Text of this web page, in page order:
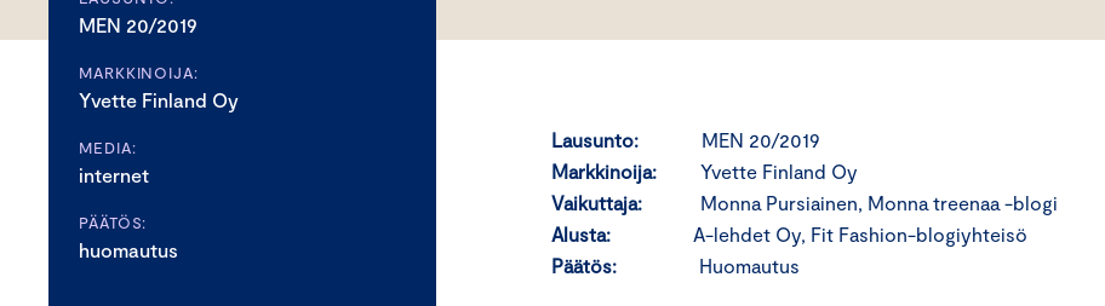
MEN 20/2019
MARKKINOIJA:
Yvette Finland Oy
MEDIA:
internet
PÄÄTÖS:
huomautus
Lausunto: MEN 20/2019
Markkinoija: Yvette Finland Oy
Vaikuttaja: Monna Pursiainen, Monna treenaa -blogi
Alusta: A-lehdet Oy, Fit Fashion-blogiyhteisö
Päätös: Huomautus